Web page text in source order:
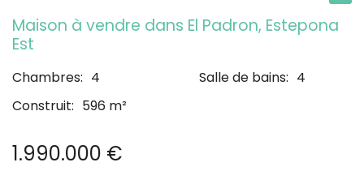
Maison à vendre dans El Padron, Estepona
Est
Chambres: 4 Salle de bains: 4
Construit: 596 m²
1.990.000 €